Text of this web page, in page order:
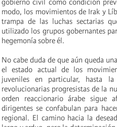
gobierno civil como condición
modo, los movimientos de Irak y
trampa de las luchas sectarias
utilizado los grupos gobernantes
hegemonía sobre él.
No cabe duda de que aún queda
el estado actual de los
juveniles en particular, hasta
revolucionarias progresistas de la
orden reaccionario árabe sigue
dirigentes se confabulan para
regional. El camino hacia la